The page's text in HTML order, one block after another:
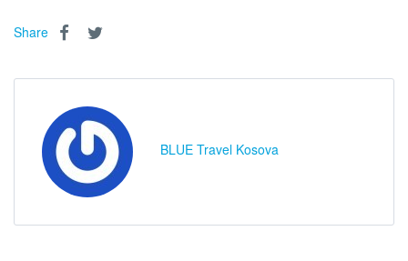
Share
BLUE Travel Kosova